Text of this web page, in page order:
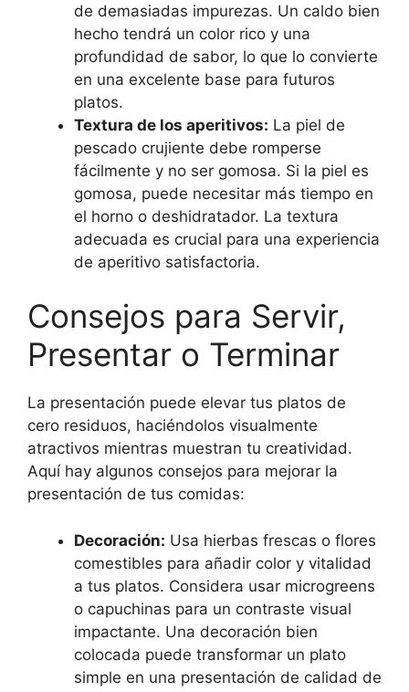
de demasiadas impurezas. Un caldo bien
hecho tendrá un color rico y una
profundidad de sabor, lo que lo convierte
en una excelente base para futuros
platos.
Textura de los aperitivos: La piel de
pescado crujiente debe romperse
fácilmente y no ser gomosa. Si la piel es
gomosa, puede necesitar más tiempo en
el horno o deshidratador. La textura
adecuada es crucial para una experiencia
de aperitivo satisfactoria.
Consejos para Servir,
Presentar o Terminar
La presentación puede elevar tus platos de
cero residuos, haciéndolos visualmente
atractivos mientras muestran tu creatividad.
Aquí hay algunos consejos para mejorar la
presentación de tus comidas:
Decoración: Usa hierbas frescas o flores
comestibles para añadir color y vitalidad
a tus platos. Considera usar microgreens
o capuchinas para un contraste visual
impactante. Una decoración bien
colocada puede transformar un plato
simple en una presentación de calidad de